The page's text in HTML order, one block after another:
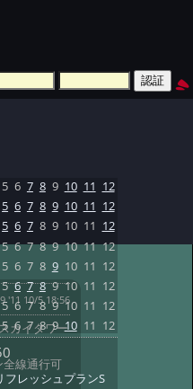
'11 10/5 18:56
カイタワー
全線通行可
5 6 7 8 9 10 11 12
5 6 7 8 9 10 11 12
5 6 7 8 9 10 11 12
5 6 7 8 9 10 11 12
5 6 7 8 9 10 11 12
5 6 7 8 9 10 11 12
5 6 7 8 9 10 11 12
5 6 7 8 9 10 11 12
フレッシュプランS